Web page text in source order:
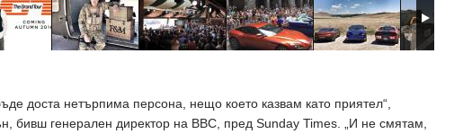
доста нетърпима персона, нещо което казвам като приятел“,
бивш генерален директор на BBC, пред Sunday Times. „И не смятам,